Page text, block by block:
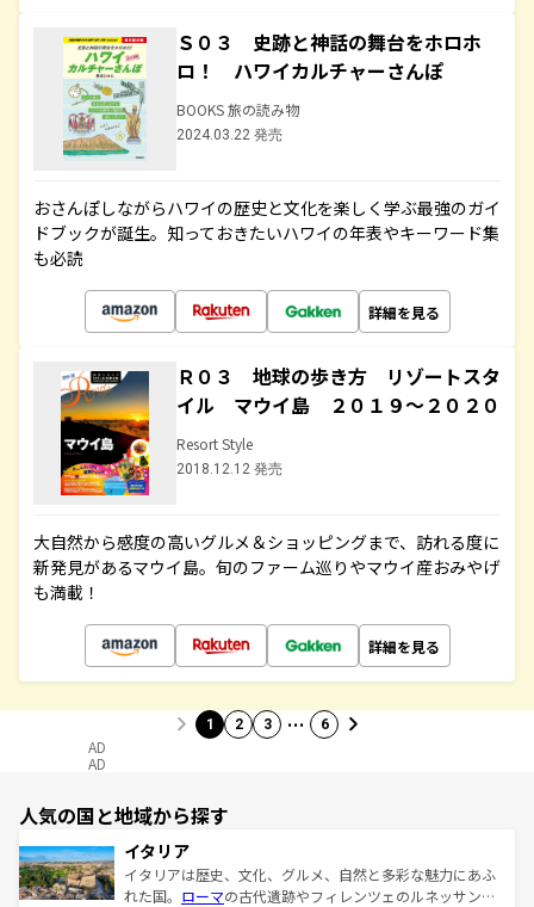
Ｓ０３ 史跡と神話の舞台をホロホ
ロ！ ハワイカルチャーさんぽ
BOOKS 旅の読み物
2024.03.22 発売
おさんぽしながらハワイの歴史と文化を楽しく学ぶ最強のガイ
ドブックが誕生。知っておきたいハワイの年表やキーワード集
も必読
詳細を見る
Ｒ０３ 地球の歩き方 リゾートスタ
イル マウイ島 ２０１９～２０２０
Resort Style
2018.12.12 発売
大自然から感度の高いグルメ＆ショッピングまで、訪れる度に
新発見があるマウイ島。旬のファーム巡りやマウイ産おみやげ
も満載！
詳細を見る
1 2 3 … 6
AD
AD
人気の国と地域から探す
イタリア
イタリアは歴史、文化、グルメ、自然と多彩な魅力にあふ
れた国。 ローマの古代遺跡やフィレンツェのルネッサンス